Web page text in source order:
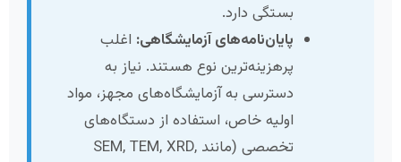
بستگی دارد.
پایان‌نامه‌های آزمایشگاهی: اغلب
پرهزینه‌ترین نوع هستند. نیاز به
دسترسی به آزمایشگاه‌های مجهز، مواد
اولیه خاص، استفاده از دستگاه‌های
تخصصی (مانند SEM, TEM, XRD,